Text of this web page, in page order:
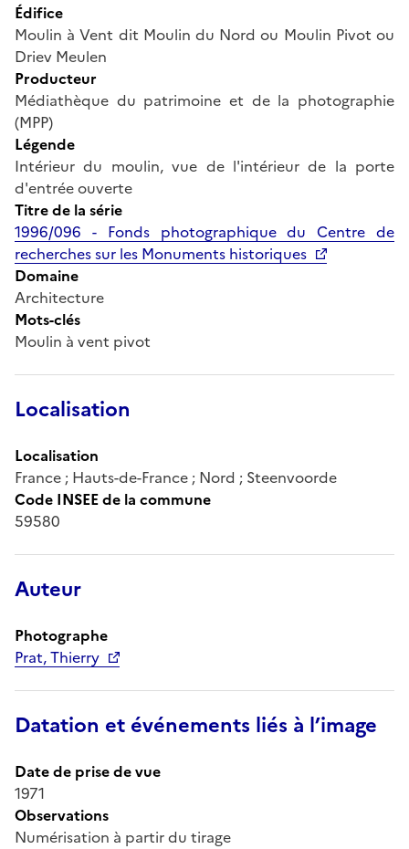
Édifice
Moulin à Vent dit Moulin du Nord ou Moulin Pivot ou
Driev Meulen
Producteur
Médiathèque du patrimoine et de la photographie
(MPP)
Légende
Intérieur du moulin, vue de l'intérieur de la porte
d'entrée ouverte
Titre de la série
1996/096 - Fonds photographique du Centre de
recherches sur les Monuments historiques
Domaine
Architecture
Mots-clés
Moulin à vent pivot
Localisation
Localisation
France ; Hauts-de-France ; Nord ; Steenvoorde
Code INSEE de la commune
59580
Auteur
Photographe
Prat, Thierry
Datation et événements liés à l’image
Date de prise de vue
1971
Observations
Numérisation à partir du tirage